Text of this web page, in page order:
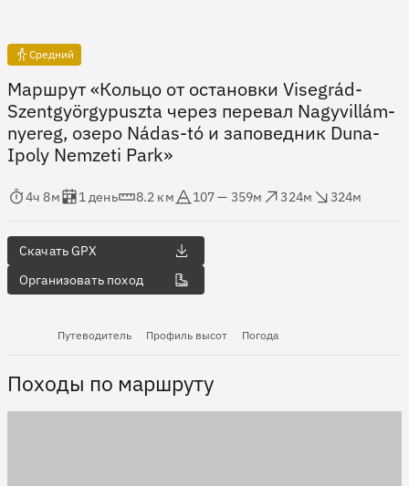
Средний
Маршрут «Кольцо от остановки Visegrád-
Szentgyörgypuszta через перевал Nagyvillám-
nyereg, озеро Nádas-tó и заповедник Duna-
Ipoly Nemzeti Park»
в пути
4ч 8м
Оценка в днях
1 день
Дистанция
8.2 км
Абсолютная высота
107 — 359м
324м
324м
Скачать GPX
Организовать поход
Путеводитель Профиль высот Погода
Походы по маршруту